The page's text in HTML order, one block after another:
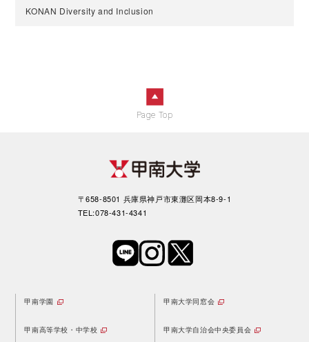
KONAN Diversity and Inclusion
Page Top
〒658-8501 兵庫県神戸市東灘区岡本8-9-1
TEL:078-431-4341
甲南学園
甲南高等学校・中学校
甲南大学同窓会
甲南大学自治会中央委員会